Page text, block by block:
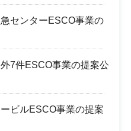
センターESCO事業の
7件ESCO事業の提案公
ビルESCO事業の提案